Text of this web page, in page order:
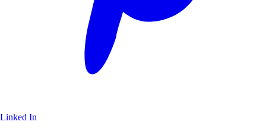
Linked In